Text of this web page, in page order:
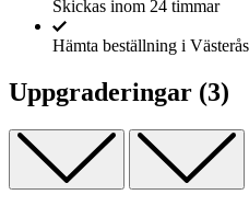
Skickas inom 24 timmar
Hämta beställning i Västerås
Uppgraderingar (3)